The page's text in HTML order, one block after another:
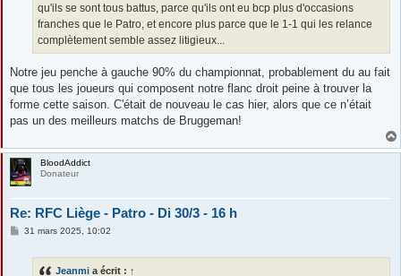
qu'ils se sont tous battus, parce qu'ils ont eu bcp plus d'occasions
franches que le Patro, et encore plus parce que le 1-1 qui les relance
complètement semble assez litigieux...
Notre jeu penche à gauche 90% du championnat, probablement du au fait
que tous les joueurs qui composent notre flanc droit peine à trouver la
forme cette saison. C'était de nouveau le cas hier, alors que ce n’était
pas un des meilleurs matchs de Bruggeman!
BloodAddict
Donateur
Re: RFC Liège - Patro - Di 30/3 - 16 h
M31 mars 2025, 10:02
Jeanmi a écrit : ↑